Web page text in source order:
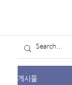
게시물